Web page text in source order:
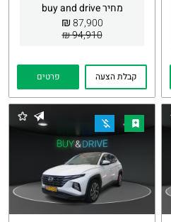
מחיר buy and drive
87,900
₪
94,910 ₪
קבלת הצעה פרטים